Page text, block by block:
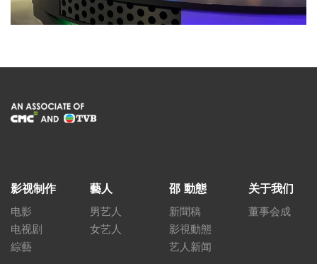
影视制作
电影
电视剧
綜藝
藝人
男艺人
女艺人
邵 動態
新聞稿
影視動態
艺人新闻
关于我们
董事会成